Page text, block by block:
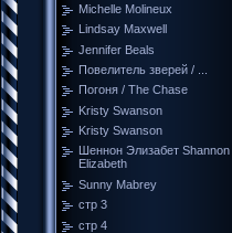
Michelle Molineux
Lindsay Maxwell
Jennifer Beals
Повелитель зверей / ...
Погоня / The Chase
Kristy Swanson
Kristy Swanson
Шеннон Элизабет Shannon
Elizabeth
Sunny Mabrey
стр 3
стр 4